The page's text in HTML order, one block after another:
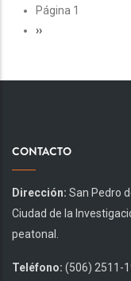
PAGINACIÓN
Página 1
Siguiente
››
CONTACTO
Dirección: San Pedro
Ciudad de la
peatonal.
Teléfono: (506) 2511-